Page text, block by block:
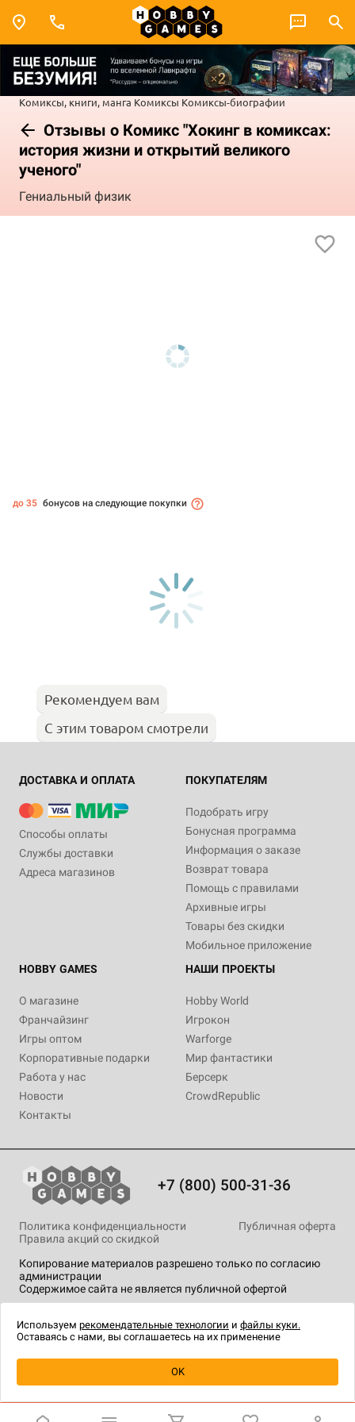
Комиксы, книги, манга Комиксы Комиксы-биографии
Отзывы о Комикс "Хокинг в комиксах:
история жизни и открытий великого
ученого"
Гениальный физик
Уведомить о наличии
до 35 бонусов на следующие покупки
Рекомендуем вам
С этим товаром смотрели
ДОСТАВКА И ОПЛАТА
Способы оплаты
Службы доставки
Адреса магазинов
ПОКУПАТЕЛЯМ
Подобрать игру
Бонусная программа
Информация о заказе
Возврат товара
Помощь с правилами
Архивные игры
Товары без скидки
Мобильное приложение
HOBBY GAMES
О магазине
Франчайзинг
Игры оптом
Корпоративные подарки
Работа у нас
Новости
Контакты
НАШИ ПРОЕКТЫ
Hobby World
Игрокон
Warforge
Мир фантастики
Берсерк
CrowdRepublic
+7 (800) 500-31-36
Копирование материалов разрешено только по согласию
администрации
Содержимое сайта не является публичной офертой
Политика конфиденциальности
Публичная оферта
Правила акций со скидкой
технологии.
Используем рекомендательные технологии и файлы куки.
Оставаясь с нами, вы соглашаетесь на их применение
OK